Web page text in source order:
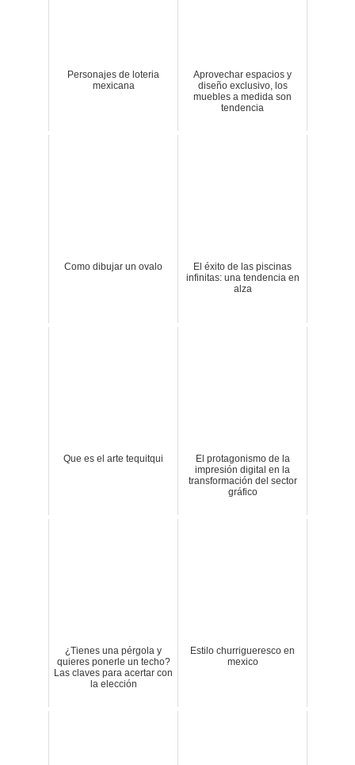
Personajes de loteria
mexicana
Aprovechar espacios y
diseño exclusivo, los
muebles a medida son
tendencia
Como dibujar un ovalo
El éxito de las piscinas
infinitas: una tendencia en
alza
Que es el arte tequitqui
El protagonismo de la
impresión digital en la
transformación del sector
gráfico
¿Tienes una pérgola y
quieres ponerle un techo?
Las claves para acertar con
la elección
Estilo churrigueresco en
mexico